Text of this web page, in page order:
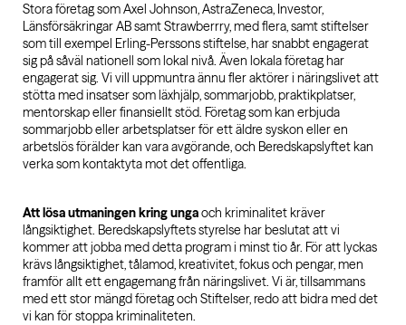
Stora företag som Axel Johnson, AstraZeneca, Investor,
Länsförsäkringar AB samt Strawberrry, med flera, samt stiftelser
som till exempel Erling-Perssons stiftelse, har snabbt engagerat
sig på såväl nationell som lokal nivå. Även lokala företag har
engagerat sig. Vi vill uppmuntra ännu fler aktörer i näringslivet att
stötta med insatser som läxhjälp, sommarjobb, praktikplatser,
mentorskap eller finansiellt stöd. Företag som kan erbjuda
sommarjobb eller arbetsplatser för ett äldre syskon eller en
arbetslös förälder kan vara avgörande, och Beredskapslyftet kan
verka som kontaktyta mot det offentliga.
Att lösa utmaningen kring ungaoch kriminalitet kräver
långsiktighet. Beredskapslyftets styrelse har beslutat att vi
kommer att jobba med detta program i minst tio år. För att lyckas
krävs långsiktighet, tålamod, kreativitet, fokus och pengar, men
framför allt ett engagemang från näringslivet. Vi är, tillsammans
med ett stor mängd företag och Stiftelser, redo att bidra med det
vi kan för stoppa kriminaliteten.